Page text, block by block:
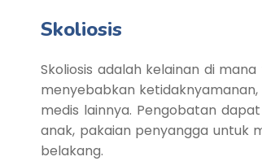
Skoliosis
Skoliosis adalah kelainan di
menyebabkan
medis lainnya. Pengobatan
anak, pakaian penyangga untuk
belakang.